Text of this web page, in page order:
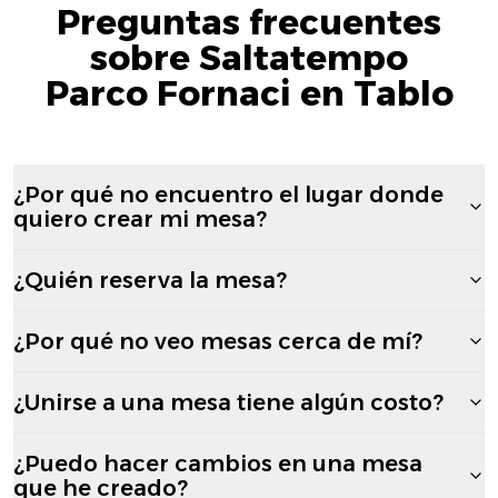
Preguntas frecuentes
sobre Saltatempo
Parco Fornaci en Tablo
¿Por qué no encuentro el lugar donde
quiero crear mi mesa?
¿Quién reserva la mesa?
¿Por qué no veo mesas cerca de mí?
¿Unirse a una mesa tiene algún costo?
¿Puedo hacer cambios en una mesa
que he creado?